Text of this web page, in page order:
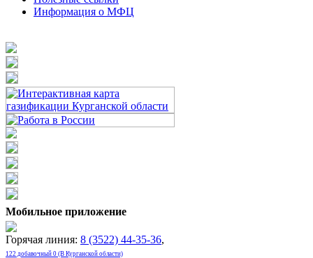
Информация о МФЦ
Мобильное приложение
Горячая линия: 8 (3522) 44-35-36,
122 добавочный 0 (В Курганской области)